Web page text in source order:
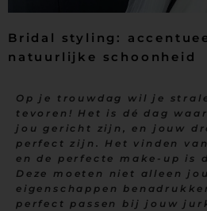
Bridal styling:
natuurlijke schoonheid
Op je trouwdag wil je
tevoren! Het is dé dag
jou gericht zijn, en jouw
perfect zijn. Het vinden
en de perfecte make-up is
Deze moeten niet alleen
eigenschappen
perfect passen bij jouw